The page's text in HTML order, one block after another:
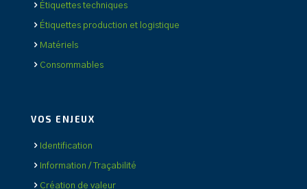
Étiquettes techniques
Étiquettes production et logistique
Matériels
Consommables
VOS ENJEUX
Identification
Information / Traçabilité
Création de valeur